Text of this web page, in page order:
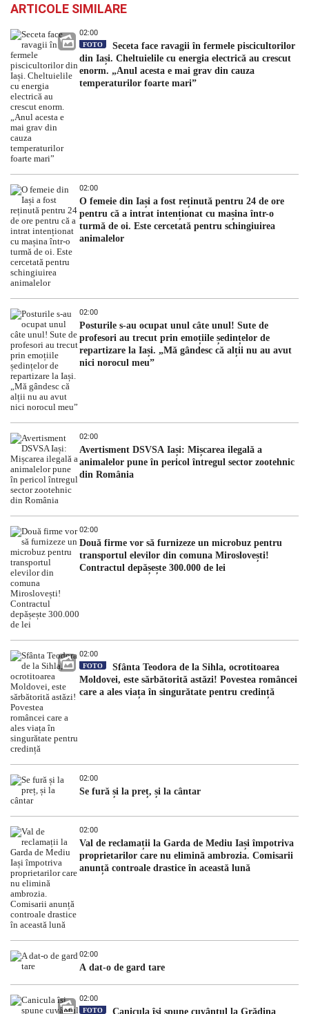
ARTICOLE SIMILARE
02:00
FOTO
Seceta face ravagii în fermele piscicultorilor
din Iași. Cheltuielile cu energia electrică au crescut
enorm. „Anul acesta e mai grav din cauza
temperaturilor foarte mari”
02:00
O femeie din Iași a fost reținută pentru 24 de ore
pentru că a intrat intenționat cu mașina într-o
turmă de oi. Este cercetată pentru schingiuirea
animalelor
02:00
Posturile s-au ocupat unul câte unul! Sute de
profesori au trecut prin emoțiile ședințelor de
repartizare la Iași. „Mă gândesc că alții nu au avut
nici norocul meu”
02:00
Avertisment DSVSA Iași: Mișcarea ilegală a
animalelor pune în pericol întregul sector zootehnic
din România
02:00
Două firme vor să furnizeze un microbuz pentru
transportul elevilor din comuna Miroslovești!
Contractul depășește 300.000 de lei
02:00
FOTO
Sfânta Teodora de la Sihla, ocrotitoarea
Moldovei, este sărbătorită astăzi! Povestea româncei
care a ales viața în singurătate pentru credință
02:00
Se fură și la preț, și la cântar
02:00
Val de reclamații la Garda de Mediu Iași împotriva
proprietarilor care nu elimină ambrozia. Comisarii
anunță controale drastice în această lună
02:00
A dat-o de gard tare
02:00
FOTO Canicula își spune cuvântul la Grădina